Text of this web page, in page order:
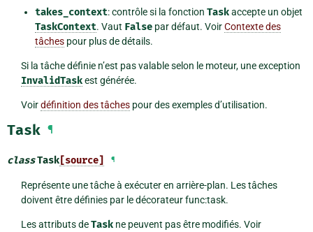
takes_context: contrôle si la fonction Taskaccepte un objet
TaskContext. Vaut Falsepar défaut. VoirContexte des
tâchespour plus de détails.
Si la tâche définie n’est pas valable selon le moteur, une exception
InvalidTaskest générée.
Voirdéfinition des tâchespour des exemples d’utilisation.
Task ¶
classTask [source] ¶
Représente une tâche à exécuter en arrière-plan. Les tâches
doivent être définies par le décorateur func:task.
Les attributs deTaskne peuvent pas être modifiés. Voir